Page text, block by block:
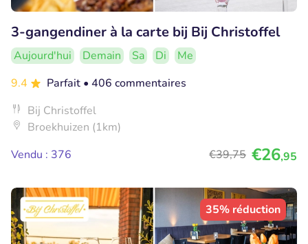
3-gangendiner à la carte bij Bij Christoffel
Aujourd'hui Demain Sa Di
Me
9.4
Parfait • 406 commentaires
Bij Christoffel
Broekhuizen (1km)
Vendu : 376
€39,75 €26,95
35% réduction